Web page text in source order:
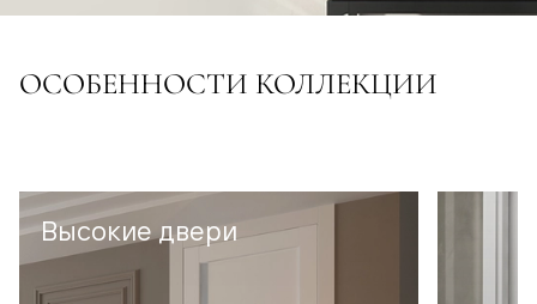
ОСОБЕННОСТИ КОЛЛЕКЦИИ
Высокие двери